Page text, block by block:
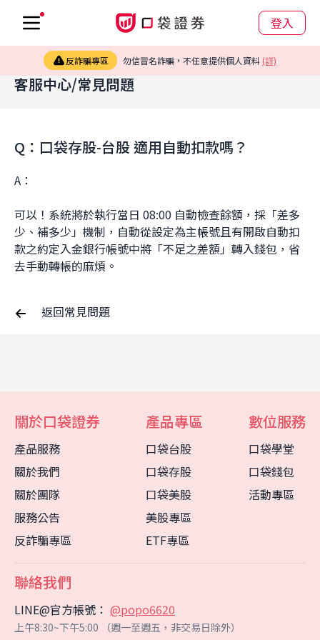
登入
反詐騙專區 勿信冒名詐騙，不任意提供個人資料 (詳)
客服中心智能客服
客服中心/常見問題
Q：口袋存股-台股 適用自動扣款嗎？
A：
可以！系統將於執行當日 08:00 自動檢查餘額，採「差多
少、補多少」機制，自動從設定為主帳號且有開啟自動扣
款之約定入金銀行帳號中將「不足之差額」轉入錢包，省
去手動轉帳的麻煩。
返回常見問題
關於口袋證券
產品服務
關於我們
關於團隊
服務公告
反詐騙專區
產品專區
口袋台股
口袋存股
口袋美股
美股專區
ETF專區
數位服務
口袋學堂
口袋錢包
活動專區
聯絡我們
LINE@官方帳號： @popo6620
上午8:30~下午5:00 （週一至週五，非交易日除外）